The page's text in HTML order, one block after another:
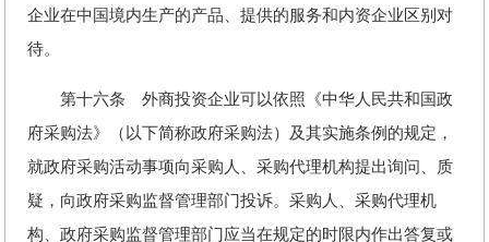
企业在中国境内生产的产品、提供的服务和内资企业区别对
待。
第十六条 外商投资企业可以依照《中华人民共和国政
府采购法》（以下简称政府采购法）及其实施条例的规定，
就政府采购活动事项向采购人、采购代理机构提出询问、质
疑，向政府采购监督管理部门投诉。采购人、采购代理机
构、政府采购监督管理部门应当在规定的时限内作出答复或